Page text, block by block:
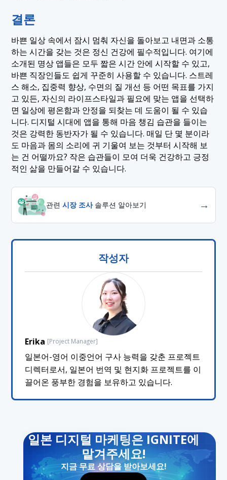
결론
바쁜 일상 속에서 잠시 멈춰 자신을 돌아보고 내면과 소통
하는 시간을 갖는 것은 정신 건강에 필수적입니다. 여기에
소개된 명상 앱들은 모두 짧은 시간 안에 시작할 수 있고,
바쁜 직장인들도 쉽게 꾸준히 사용할 수 있습니다. 스트레
스 해소, 집중력 향상, 수면의 질 개선 등 어떤 목표를 가지
고 있든, 자신의 라이프스타일과 필요에 맞는 앱을 선택하
면 일상에 평온함과 안정을 되찾는 데 도움이 될 수 있습
니다. 디지털 시대에 앱을 통해 마음 챙김 습관을 들이는
것은 강력한 동반자가 될 수 있습니다. 매일 단 몇 분이라
도 마음과 몸의 소리에 귀 기울여 보는 것부터 시작해 보
는 건 어떨까요? 작은 습관들이 모여 더욱 건강하고 긍정
적인 삶을 만들어갈 수 있습니다.
관련시장 조사솔루션 알아보기 →
작성자
Erika [Project Manager]
일본어-영어 이중언어 구사 능력을 갖춘 프로젝트
디렉터로서, 일본어 번역 및 현지화 프로젝트를 이
끌어온 풍부한 경험을 보유하고 있습니다.
일본 디지털 마케팅은 IGNITE에
맡겨주세요!
지금 무료 상담을 받아보세요!